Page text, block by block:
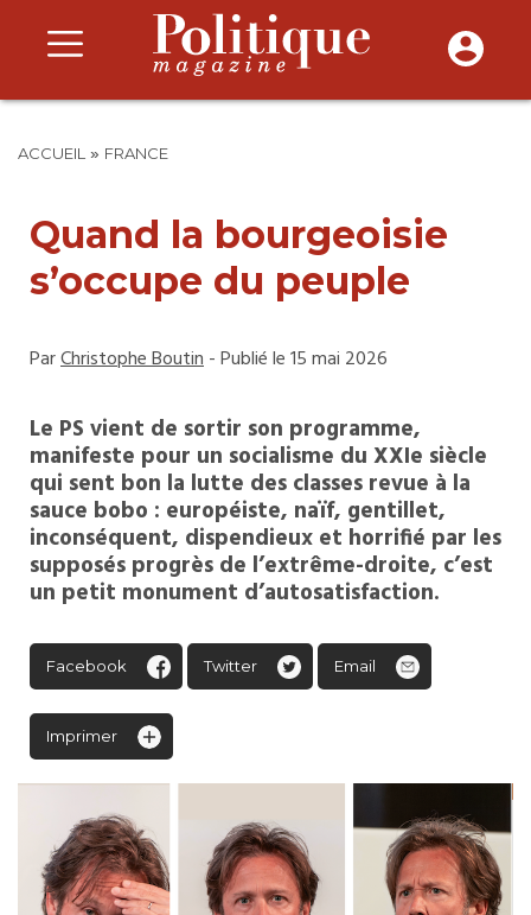
ACCUEIL » FRANCE
Quand la bourgeoisie
s’occupe du peuple
ParChristophe Boutin- Publié le 15 mai 2026
Le PS vient de sortir son programme,
manifeste pour un socialisme du XXIe siècle
qui sent bon la lutte des classes revue à la
sauce bobo : européiste, naïf, gentillet,
inconséquent, dispendieux et horrifié par les
supposés progrès de l’extrême-droite, c’est
un petit monument d’autosatisfaction.
Facebook Twitter Email
Imprimer